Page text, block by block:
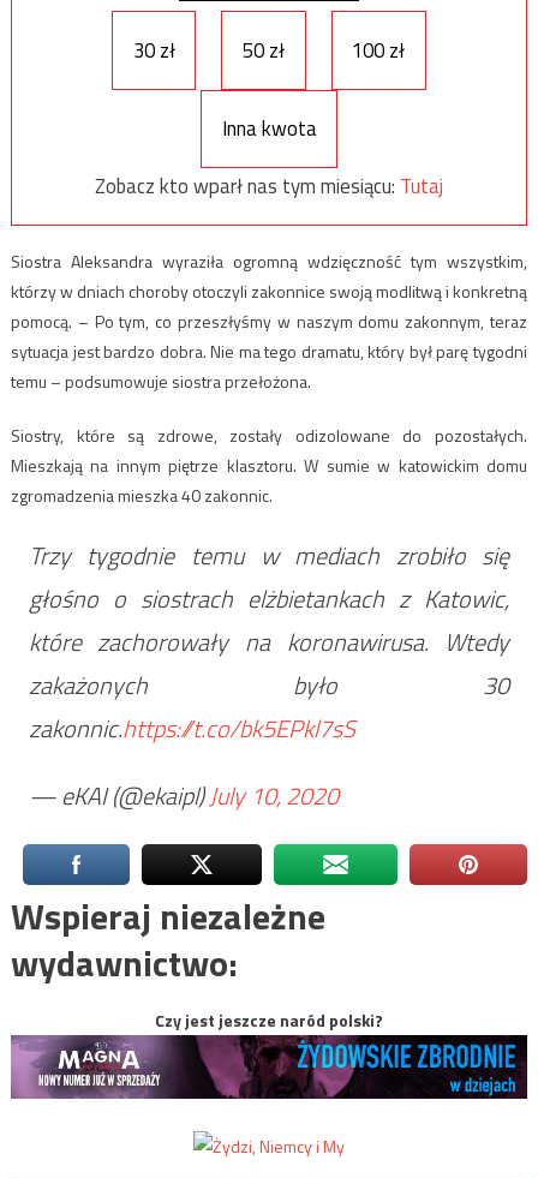
30 zł 50 zł 100 zł
Inna kwota
Zobacz kto wparł nas tym miesiącu: Tutaj
Siostra Aleksandra wyraziła ogromną wdzięczność tym wszystkim,
którzy w dniach choroby otoczyli zakonnice swoją modlitwą i konkretną
pomocą. – Po tym, co przeszłyśmy w naszym domu zakonnym, teraz
sytuacja jest bardzo dobra. Nie ma tego dramatu, który był parę tygodni
temu – podsumowuje siostra przełożona.
Siostry, które są zdrowe, zostały odizolowane do pozostałych.
Mieszkają na innym piętrze klasztoru. W sumie w katowickim domu
zgromadzenia mieszka 40 zakonnic.
Trzy tygodnie temu w mediach zrobiło się
głośno o siostrach elżbietankach z Katowic,
które zachorowały na koronawirusa. Wtedy
zakażonych było 30
zakonnic.https://t.co/bk5EPkl7sS
— eKAI (@ekaipl)July 10, 2020
Wspieraj niezależne
wydawnictwo:
Czy jest jeszcze naród polski?